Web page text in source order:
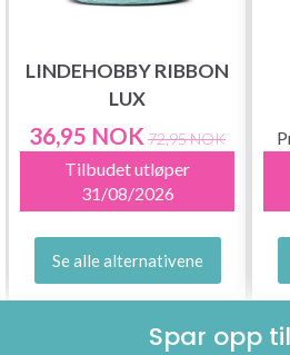
LINDEHOBBY RIBBON
LUX
36,95 NOK 72,95 NOK
Tilbudet utløper
31/08/2026
Se alle alternativene
Spar opp